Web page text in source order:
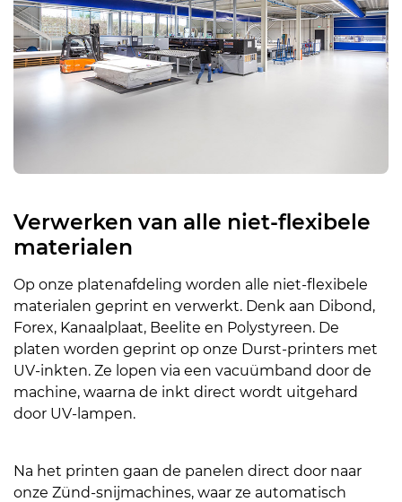
Verwerken van alle niet-flexibele
materialen
Op onze platenafdeling worden alle niet-flexibele
materialen geprint en verwerkt. Denk aan Dibond,
Forex, Kanaalplaat, Beelite en Polystyreen. De
platen worden geprint op onze Durst-printers met
UV-inkten. Ze lopen via een vacuümband door de
machine, waarna de inkt direct wordt uitgehard
door UV-lampen.
Na het printen gaan de panelen direct door naar
onze Zünd-snijmachines, waar ze automatisch